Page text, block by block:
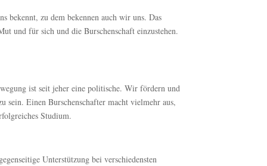
bekennt, zu dem bekennen auch wir uns. Das
und für sich und die Burschenschaft einzustehen.
ist seit jeher eine politische. Wir fördern und
Einen Burschenschafter macht vielmehr aus,
Studium.
Unterstützung bei verschiedensten